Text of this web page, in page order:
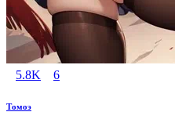
5.8K 6
Томоэ